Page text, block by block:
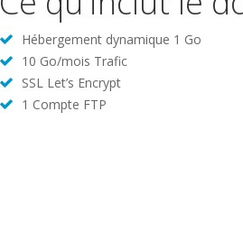
Hébergement dynamique 1 Go
10 Go/mois Trafic
SSL Let’s Encrypt
1 Compte FTP